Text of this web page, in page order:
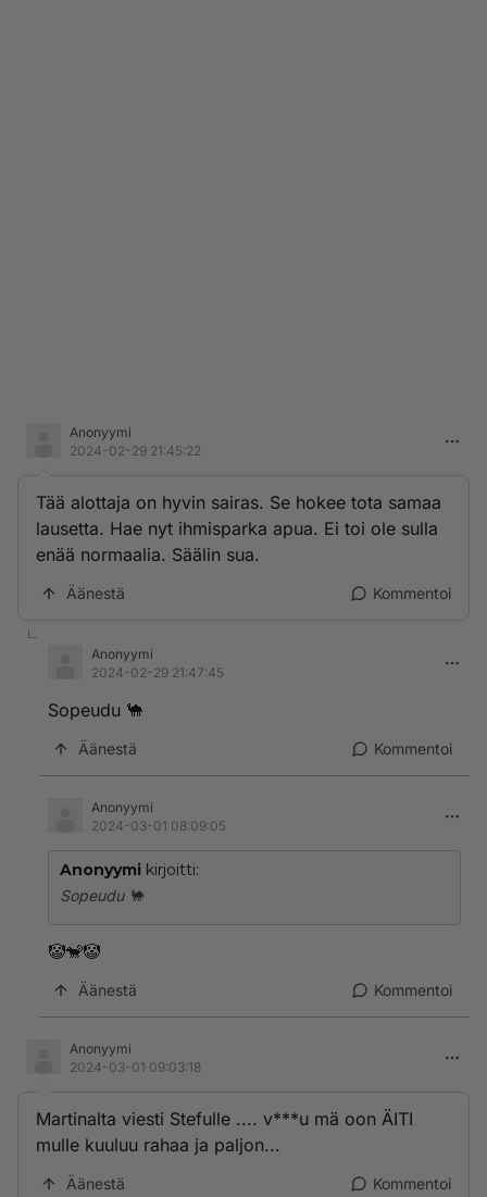
Anonyymi
2024-02-29 21:45:22
Tää alottaja on hyvin sairas. Se hokee tota samaa
lausetta. Hae nyt ihmisparka apua. Ei toi ole sulla
enää normaalia. Säälin sua.
Äänestä Kommentoi
Anonyymi
2024-02-29 21:47:45
Sopeudu 🐪
Äänestä Kommentoi
Anonyymi
2024-03-01 08:09:05
Anonyymi kirjoitti:
Sopeudu 🐪
🤡🐒🤡
Äänestä Kommentoi
Anonyymi
2024-03-01 09:03:18
Martinalta viesti Stefulle .... v***u mä oon ÄITI
mulle kuuluu rahaa ja paljon...
Äänestä Kommentoi